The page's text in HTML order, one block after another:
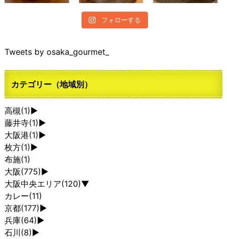
フォローする
Tweets by osaka_gourmet_
カテゴリー（地域別）
高槻(1) ►
藤井寺(1) ►
大阪港(1) ►
枚方(1) ►
布施(1)
大阪(775) ►
大阪中央エリア(120)▼
カレー(11)
京都(177) ►
兵庫(64) ►
石川 (8) ►